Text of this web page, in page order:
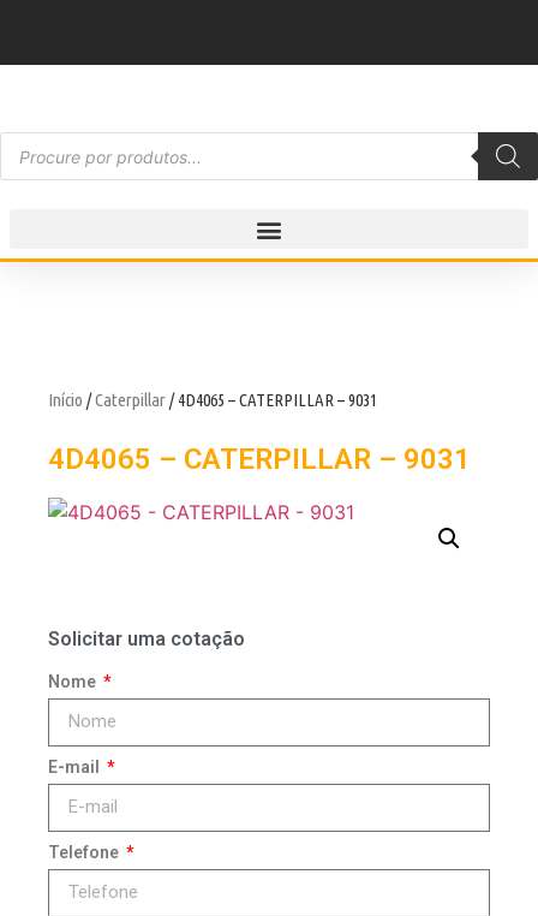
Início /Caterpillar/ 4D4065 – CATERPILLAR – 9031
4D4065 – CATERPILLAR – 9031
Solicitar uma cotação
Nome
E-mail
Telefone